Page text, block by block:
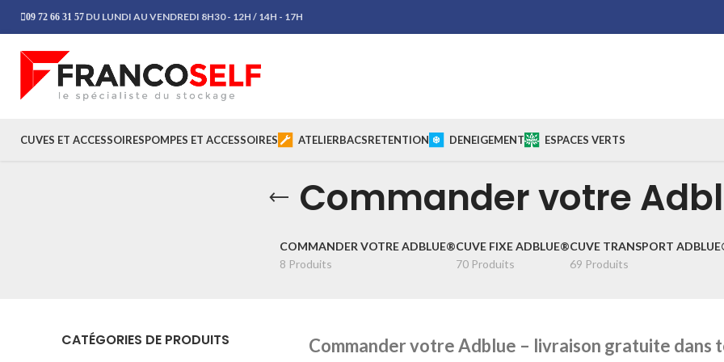
09 72 66 31 57 DU LUNDI AU VENDREDI 8H30 - 12H / 14H - 17H
CUVES ET ACCESSOIRESPOMPES ET ACCESSOIRES ATELIERBACSRETENTION DENEIGEMENT ESPACES VERTS
Commander votre
COMMANDER VOTRE ADBLUE®
8 Produits
CUVE FIXE ADBLUE®
70 Produits
CUVE TRANSPORT
69 Produits
CATÉGORIES DE PRODUITS Commander votre Adblue – livraison gratuite